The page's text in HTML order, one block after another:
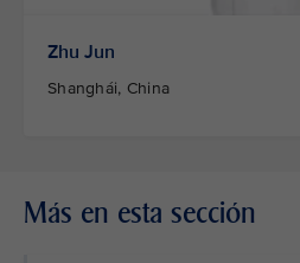
Zhu Jun
Shanghái, China
Más en esta sección